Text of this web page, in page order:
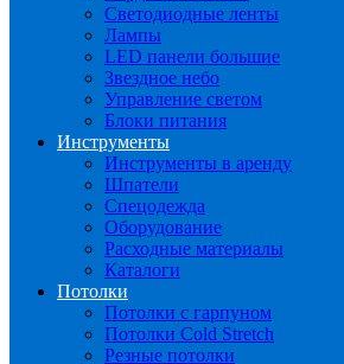
Светодиодные ленты
Лампы
LED панели большие
Звездное небо
Управление светом
Блоки питания
Инструменты
Инструменты в аренду
Шпатели
Спецодежда
Оборудование
Расходные материалы
Каталоги
Потолки
Потолки с гарпуном
Потолки Cold Stretch
Резные потолки